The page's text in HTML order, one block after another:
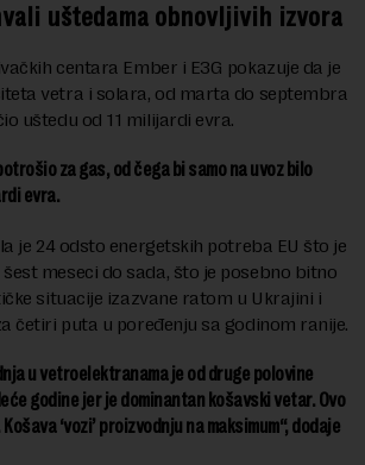
uštedama obnovljivih izvora
centara Ember i E3G pokazuje da je
vetra i solara, od marta do septembra
uštedu od 11 milijardi evra.
za gas, od čega bi samo na uvoz bilo
evra.
je 24 odsto energetskih potreba EU što je
meseci do sada, što je posebno bitno
situacije izazvane ratom u Ukrajini i
četiri puta u poređenju sa godinom ranije.
u vetroelektranama je od druge polovine
godine jer je dominantan košavski vetar. Ovo
‘vozi’ proizvodnju na maksimum“, dodaje